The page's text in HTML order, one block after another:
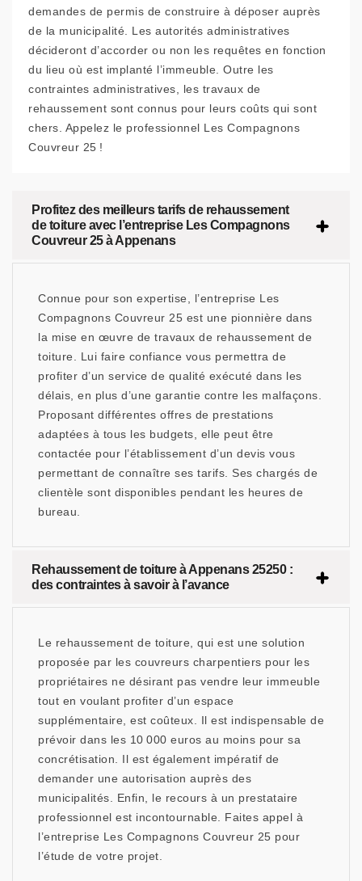
demandes de permis de construire à déposer auprès
de la municipalité. Les autorités administratives
décideront d’accorder ou non les requêtes en fonction
du lieu où est implanté l’immeuble. Outre les
contraintes administratives, les travaux de
rehaussement sont connus pour leurs coûts qui sont
chers. Appelez le professionnel Les Compagnons
Couvreur 25 !
Profitez des meilleurs tarifs de rehaussement
de toiture avec l’entreprise Les Compagnons
Couvreur 25 à Appenans
Connue pour son expertise, l’entreprise Les
Compagnons Couvreur 25 est une pionnière dans
la mise en œuvre de travaux de rehaussement de
toiture. Lui faire confiance vous permettra de
profiter d’un service de qualité exécuté dans les
délais, en plus d’une garantie contre les malfaçons.
Proposant différentes offres de prestations
adaptées à tous les budgets, elle peut être
contactée pour l’établissement d’un devis vous
permettant de connaître ses tarifs. Ses chargés de
clientèle sont disponibles pendant les heures de
bureau.
Rehaussement de toiture à Appenans 25250 :
des contraintes à savoir à l’avance
Le rehaussement de toiture, qui est une solution
proposée par les couvreurs charpentiers pour les
propriétaires ne désirant pas vendre leur immeuble
tout en voulant profiter d’un espace
supplémentaire, est coûteux. Il est indispensable de
prévoir dans les 10 000 euros au moins pour sa
concrétisation. Il est également impératif de
demander une autorisation auprès des
municipalités. Enfin, le recours à un prestataire
professionnel est incontournable. Faites appel à
l’entreprise Les Compagnons Couvreur 25 pour
l’étude de votre projet.